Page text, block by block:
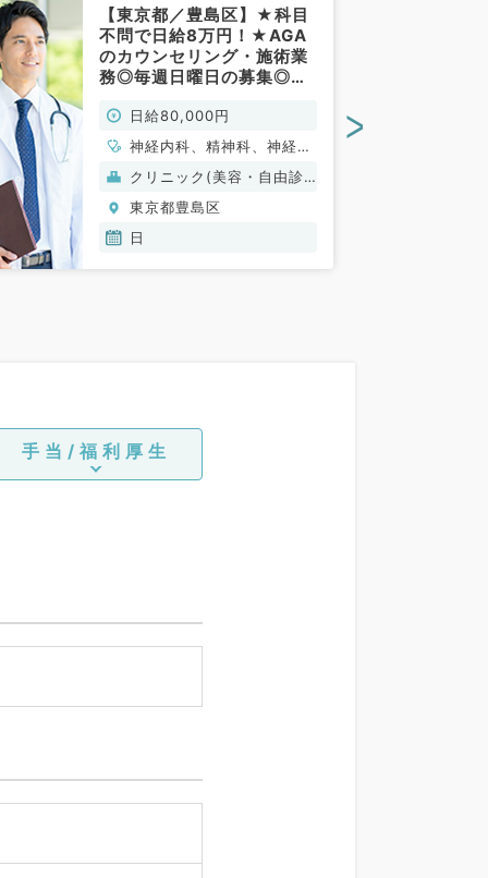
【東京都／豊島区】★科目
不問で日給8万円！★AGA
のカウンセリング・施術業
務◎毎週日曜日の募集◎駅
問／非常勤）
日給80,000円
神経内科、精神科、神経
科、アレルギー科、リウマ
チ科、小児科、整形外科、
形成外科、美容外科、脳神
経外科、呼吸器外科、心臓
科、呼吸器内科、消化器内
科、内分泌・代謝内科、腎
臓内科、老年内科、血液内
ーツ整形外科、大腸・肛門
外科、その他、産業医、科
クリニック(美容・自由診
療）
東京都豊島区
日
>
手当/福利厚生